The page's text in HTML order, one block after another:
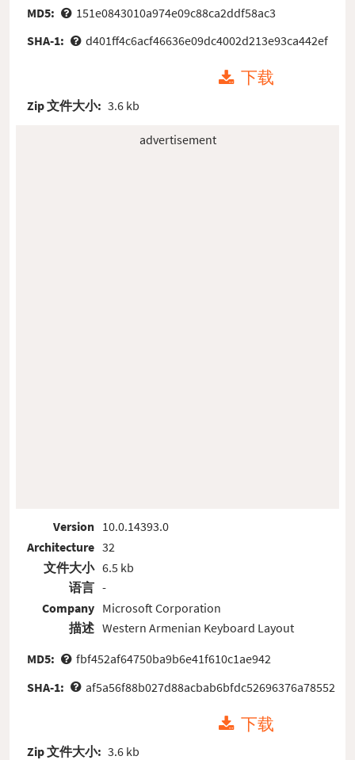
MD5:
151e0843010a974e09c88ca2ddf58ac3
SHA-1:
d401ff4c6acf46636e09dc4002d213e93ca442ef
下载
Zip 文件大小: 3.6 kb
advertisement
Version
Architecture
文件大小
语言
Company
描述
10.0.14393.0
32
6.5 kb
-
Microsoft Corporation
Western Armenian Keyboard Layout
MD5:
fbf452af64750ba9b6e41f610c1ae942
SHA-1:
af5a56f88b027d88acbab6bfdc52696376a78552
下载
Zip 文件大小: 3.6 kb